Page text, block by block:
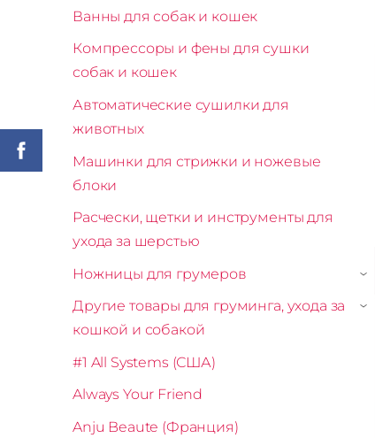
Ванны для собак и кошек
Компрессоры и фены для сушки
собак и кошек
Автоматические сушилки для
животных
Машинки для стрижки и ножевые
блоки
Расчески, щетки и инструменты для
ухода за шерстью
Ножницы для грумеров
›
Другие товары для груминга, ухода за
кошкой и собакой
›
#1 All Systems (США)
Always Your Friend
Anju Beaute (Франция)